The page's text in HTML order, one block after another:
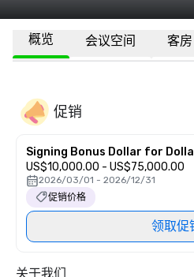
概览 会议空间 客房
促销
Signing Bonus Dollar for
US$10,000.00 - US$75,000.00
2026/03/01 - 2026/12/31
促销价格
领取促
关于我们